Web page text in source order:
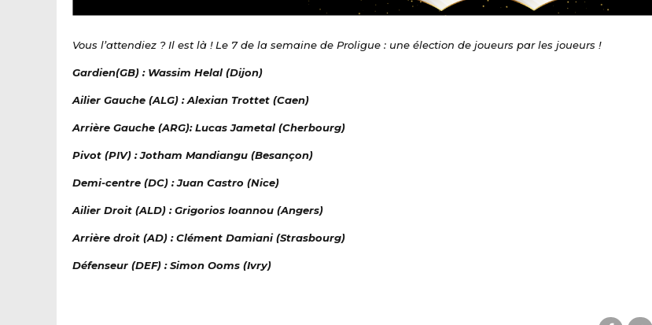
Vous l’attendiez ? Il est là ! Le 7 de la semaine de Proligue : une élection de joueurs par les joueurs !
Gardien(GB) : Wassim Helal (Dijon)
Ailier Gauche (ALG) : Alexian Trottet (Caen)
Arrière Gauche (ARG): Lucas Jametal (Cherbourg)
Pivot (PIV) : Jotham Mandiangu (Besançon)
Demi-centre (DC) : Juan Castro (Nice)
Ailier Droit (ALD) : Grigorios Ioannou (Angers)
Arrière droit (AD) : Clément Damiani (Strasbourg)
Défenseur (DEF) : Simon Ooms (Ivry)